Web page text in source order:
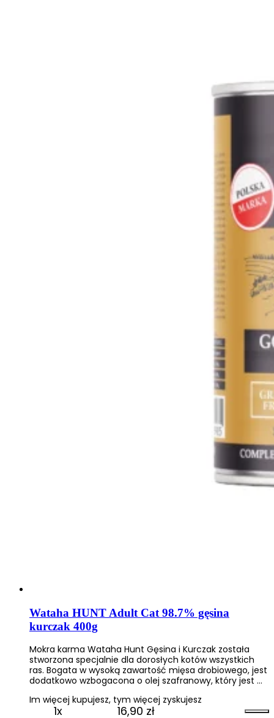
Wataha HUNT Adult Cat 98.7% gęsina
kurczak 400g
Mokra karma Wataha Hunt Gęsina i Kurczak została
stworzona specjalnie dla dorosłych kotów wszystkich
ras. Bogata w wysoką zawartość mięsa drobiowego, jest
dodatkowo wzbogacona o olej szafranowy, który jest …
Im więcej kupujesz, tym więcej zyskujesz
1x 16,90 zł